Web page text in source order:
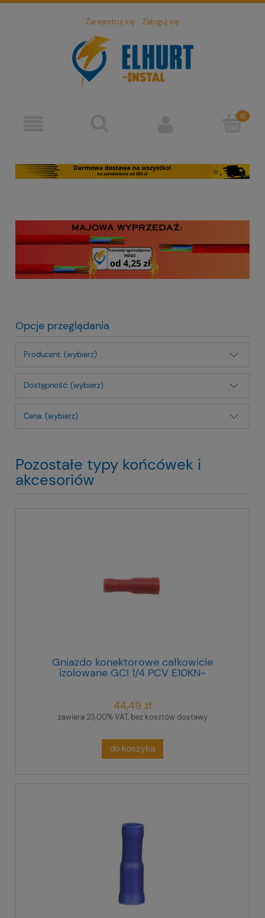
Zarejestruj się Zaloguj się
Opcje przeglądania
Producent: (wybierz)
Dostępność: (wybierz)
Cena: (wybierz)
Pozostałe typy końcówek i
akcesoriów
Gniazdo konektorowe całkowicie
izolowane GCI 1/4 PCV E10KN-
44,49 zł
zawiera 23,00% VAT, bez kosztów dostawy
do koszyka